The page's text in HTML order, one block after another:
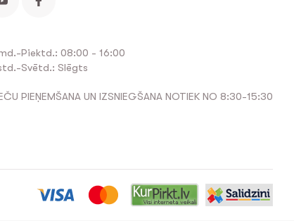
Piektd.: 08:00 - 16:00
Svētd.: Slēgts
PIEŅEMŠANA UN IZSNIEGŠANA NOTIEK NO 8:30-15:30